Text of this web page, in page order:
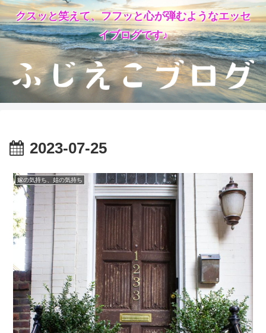
クスッと笑えて、フフッと心が弾むようなエッセ
イブログです♪
2023-07-25
嫁の気持ち、姑の気持ち